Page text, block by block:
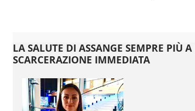
LA SALUTE DI ASSANGE SEMPRE PIÙ
SCARCERAZIONE IMMEDIATA